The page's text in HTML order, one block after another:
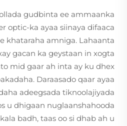
gudbinta ee ammaanka
optic-ka ayaa siinaya difaaca
khataraha amniga. Lahaanta
gacan ka geystaan in xogta
mid gaar ah inta ay ku dhex
Daraasado qaar ayaa
adeegsada tiknoolajiyada
u dhigaan nuglaanshahooda
badh, taas oo si dhab ah u